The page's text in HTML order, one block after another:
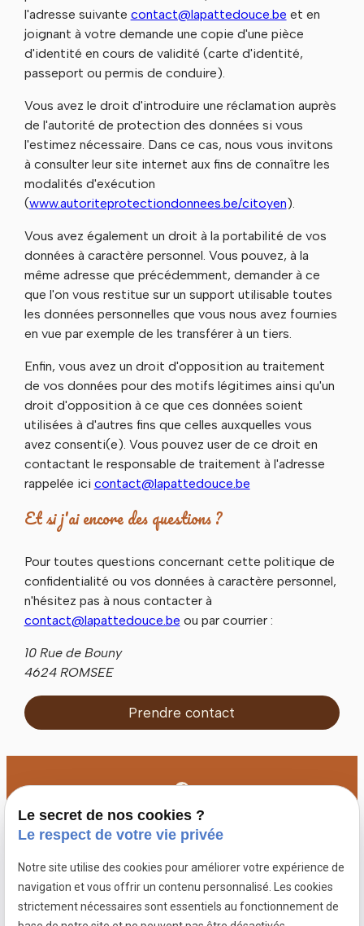
l'adresse suivante contact@lapattedouce.be et en
joignant à votre demande une copie d'une pièce
d'identité en cours de validité (carte d'identité,
passeport ou permis de conduire).
Vous avez le droit d'introduire une réclamation auprès
de l'autorité de protection des données si vous
l'estimez nécessaire. Dans ce cas, nous vous invitons
à consulter leur site internet aux fins de connaître les
modalités d'exécution
(www.autoriteprotectiondonnees.be/citoyen).
Vous avez également un droit à la portabilité de vos
données à caractère personnel. Vous pouvez, à la
même adresse que précédemment, demander à ce
que l'on vous restitue sur un support utilisable toutes
les données personnelles que vous nous avez fournies
en vue par exemple de les transférer à un tiers.
Enfin, vous avez un droit d'opposition au traitement
de vos données pour des motifs légitimes ainsi qu'un
droit d'opposition à ce que ces données soient
utilisées à d'autres fins que celles auxquelles vous
avez consenti(e). Vous pouvez user de ce droit en
contactant le responsable de traitement à l'adresse
rappelée ici contact@lapattedouce.be
Et si j'ai encore des questions ?
Pour toutes questions concernant cette politique de
confidentialité ou vos données à caractère personnel,
n'hésitez pas à nous contacter à
contact@lapattedouce.be ou par courrier :
10 Rue de Bouny
4624 ROMSEE
Prendre contact
Le secret de nos cookies ?
Le respect de votre vie privée
Notre site utilise des cookies pour améliorer votre expérience de
navigation et vous offrir un contenu personnalisé. Les cookies
strictement nécessaires sont essentiels au fonctionnement de